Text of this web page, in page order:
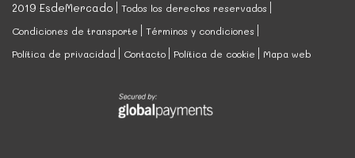
2019 EsdeMercado
Todos los derechos reservados
Condiciones de transporte
Términos y condiciones
Política de privacidad
Contacto Política de cookie Mapa web